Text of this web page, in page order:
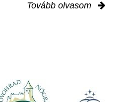
Tovább olvasom